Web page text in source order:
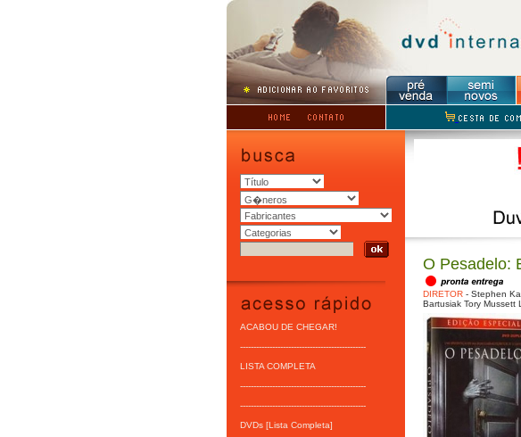
ACABOU DE CHEGAR!
-----------------------------------------------
LISTA COMPLETA
-----------------------------------------------
-----------------------------------------------
DVDs [Lista Completa]
O Pesadelo:
DIRETOR- Stephen
BartusiakTory Mussett